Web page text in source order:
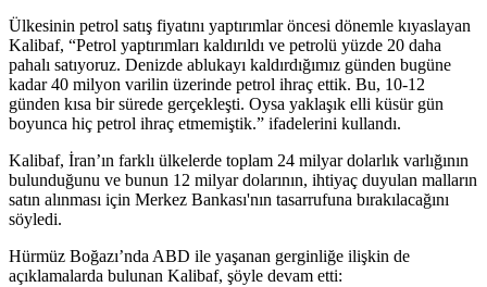
Ülkesinin petrol satış fiyatını yaptırımlar öncesi dönemle kıyaslayan
Kalibaf, “Petrol yaptırımları kaldırıldı ve petrolü yüzde 20 daha
pahalı satıyoruz. Denizde ablukayı kaldırdığımız günden bugüne
kadar 40 milyon varilin üzerinde petrol ihraç ettik. Bu, 10-12
günden kısa bir sürede gerçekleşti. Oysa yaklaşık elli küsür gün
boyunca hiç petrol ihraç etmemiştik.” ifadelerini kullandı.
Kalibaf, İran’ın farklı ülkelerde toplam 24 milyar dolarlık varlığının
bulunduğunu ve bunun 12 milyar dolarının, ihtiyaç duyulan malların
satın alınması için Merkez Bankası'nın tasarrufuna bırakılacağını
söyledi.
Hürmüz Boğazı’nda ABD ile yaşanan gerginliğe ilişkin de
açıklamalarda bulunan Kalibaf, şöyle devam etti: